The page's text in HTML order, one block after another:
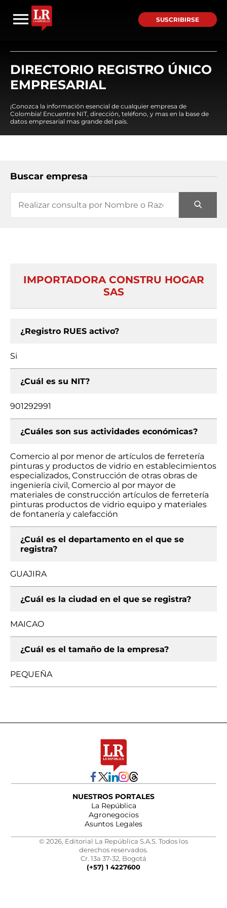
SUSCRIBIRSE
DIRECTORIO REGISTRO ÚNICO
EMPRESARIAL
¡Conozca la información esencial de cualquier empresa de
Colombia! Encuentre NIT, dirección, teléfono, y mas en la base de
datos empresarial mas grande del país.
Buscar empresa
IMPORTADORA CONSTRU HOGAR
SAS
¿Registro RUES activo?
Si
¿Cuál es su NIT?
901292991
¿Cuáles son sus actividades económicas?
Comercio al por menor de artículos de ferretería
pinturas y productos de vidrio en establecimientos
especializados, Construcción de otras obras de
ingeniería civil, Comercio al por mayor de
materiales de construcción artículos de ferretería
pinturas productos de vidrio equipo y materiales
de fontanería y calefacción
¿Cuál es el departamento en el que se
registra?
GUAJIRA
¿Cuál es la ciudad en el que se registra?
MAICAO
¿Cuál es el tamaño de la empresa?
PEQUEÑA
NUESTROS PORTALES
La República
Agronegocios
Asuntos Legales
© 2026, Editorial La República S.A.S. Todos los
derechos reservados.
Cr. 13a 37-32, Bogotá
(+57) 1 4227600